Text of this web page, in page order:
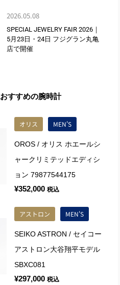
2026.05.08
SPECIAL JEWELRY FAIR 2026｜
5月23日・24日 フジグラン丸亀
店で開催
おすすめの腕時計
オリス MEN'S
OROS / オリス ホエールシ
ャークリミテッドエディシ
ョン 79877544175
¥352,000 税込
アストロン MEN'S
SEIKO ASTRON / セイコー
アストロン大谷翔平モデル
SBXC081
¥297,000 税込